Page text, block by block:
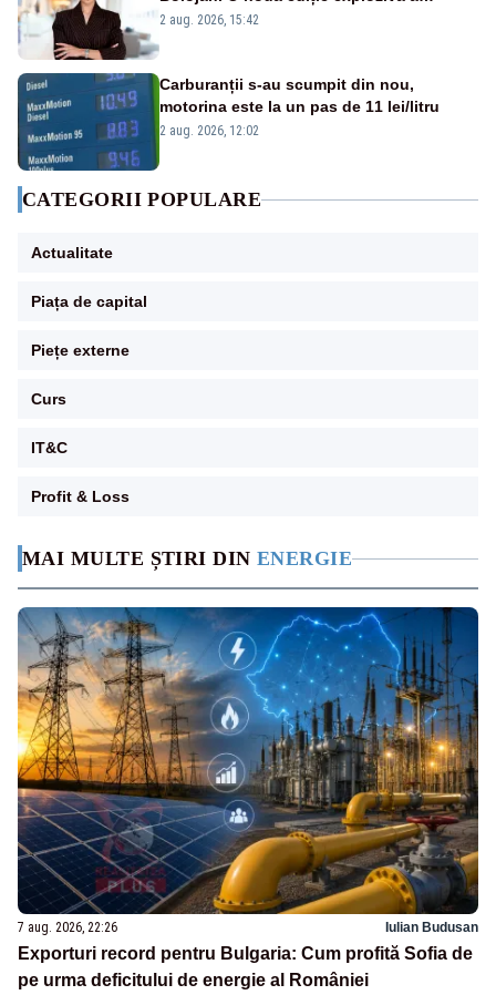
MAI MULTE ȘTIRI DIN ENERGIE
7 aug. 2026, 22:26 Iulian Budusan
Exporturi record pentru Bulgaria: Cum profită Sofia de
pe urma deficitului de energie al României
emisiunii „Miza Zilei” la Realitatea PLUS
2 aug. 2026, 15:42
Carburanții s-au scumpit din nou,
motorina este la un pas de 11 lei/litru
2 aug. 2026, 12:02
CATEGORII POPULARE
Actualitate
Piața de capital
Piețe externe
Curs
IT&C
Profit & Loss